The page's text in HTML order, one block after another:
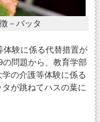
－バッタ
験に係る代替措置が
問題から、教育学部
の介護等体験に係る
が跳ねてハスの葉に